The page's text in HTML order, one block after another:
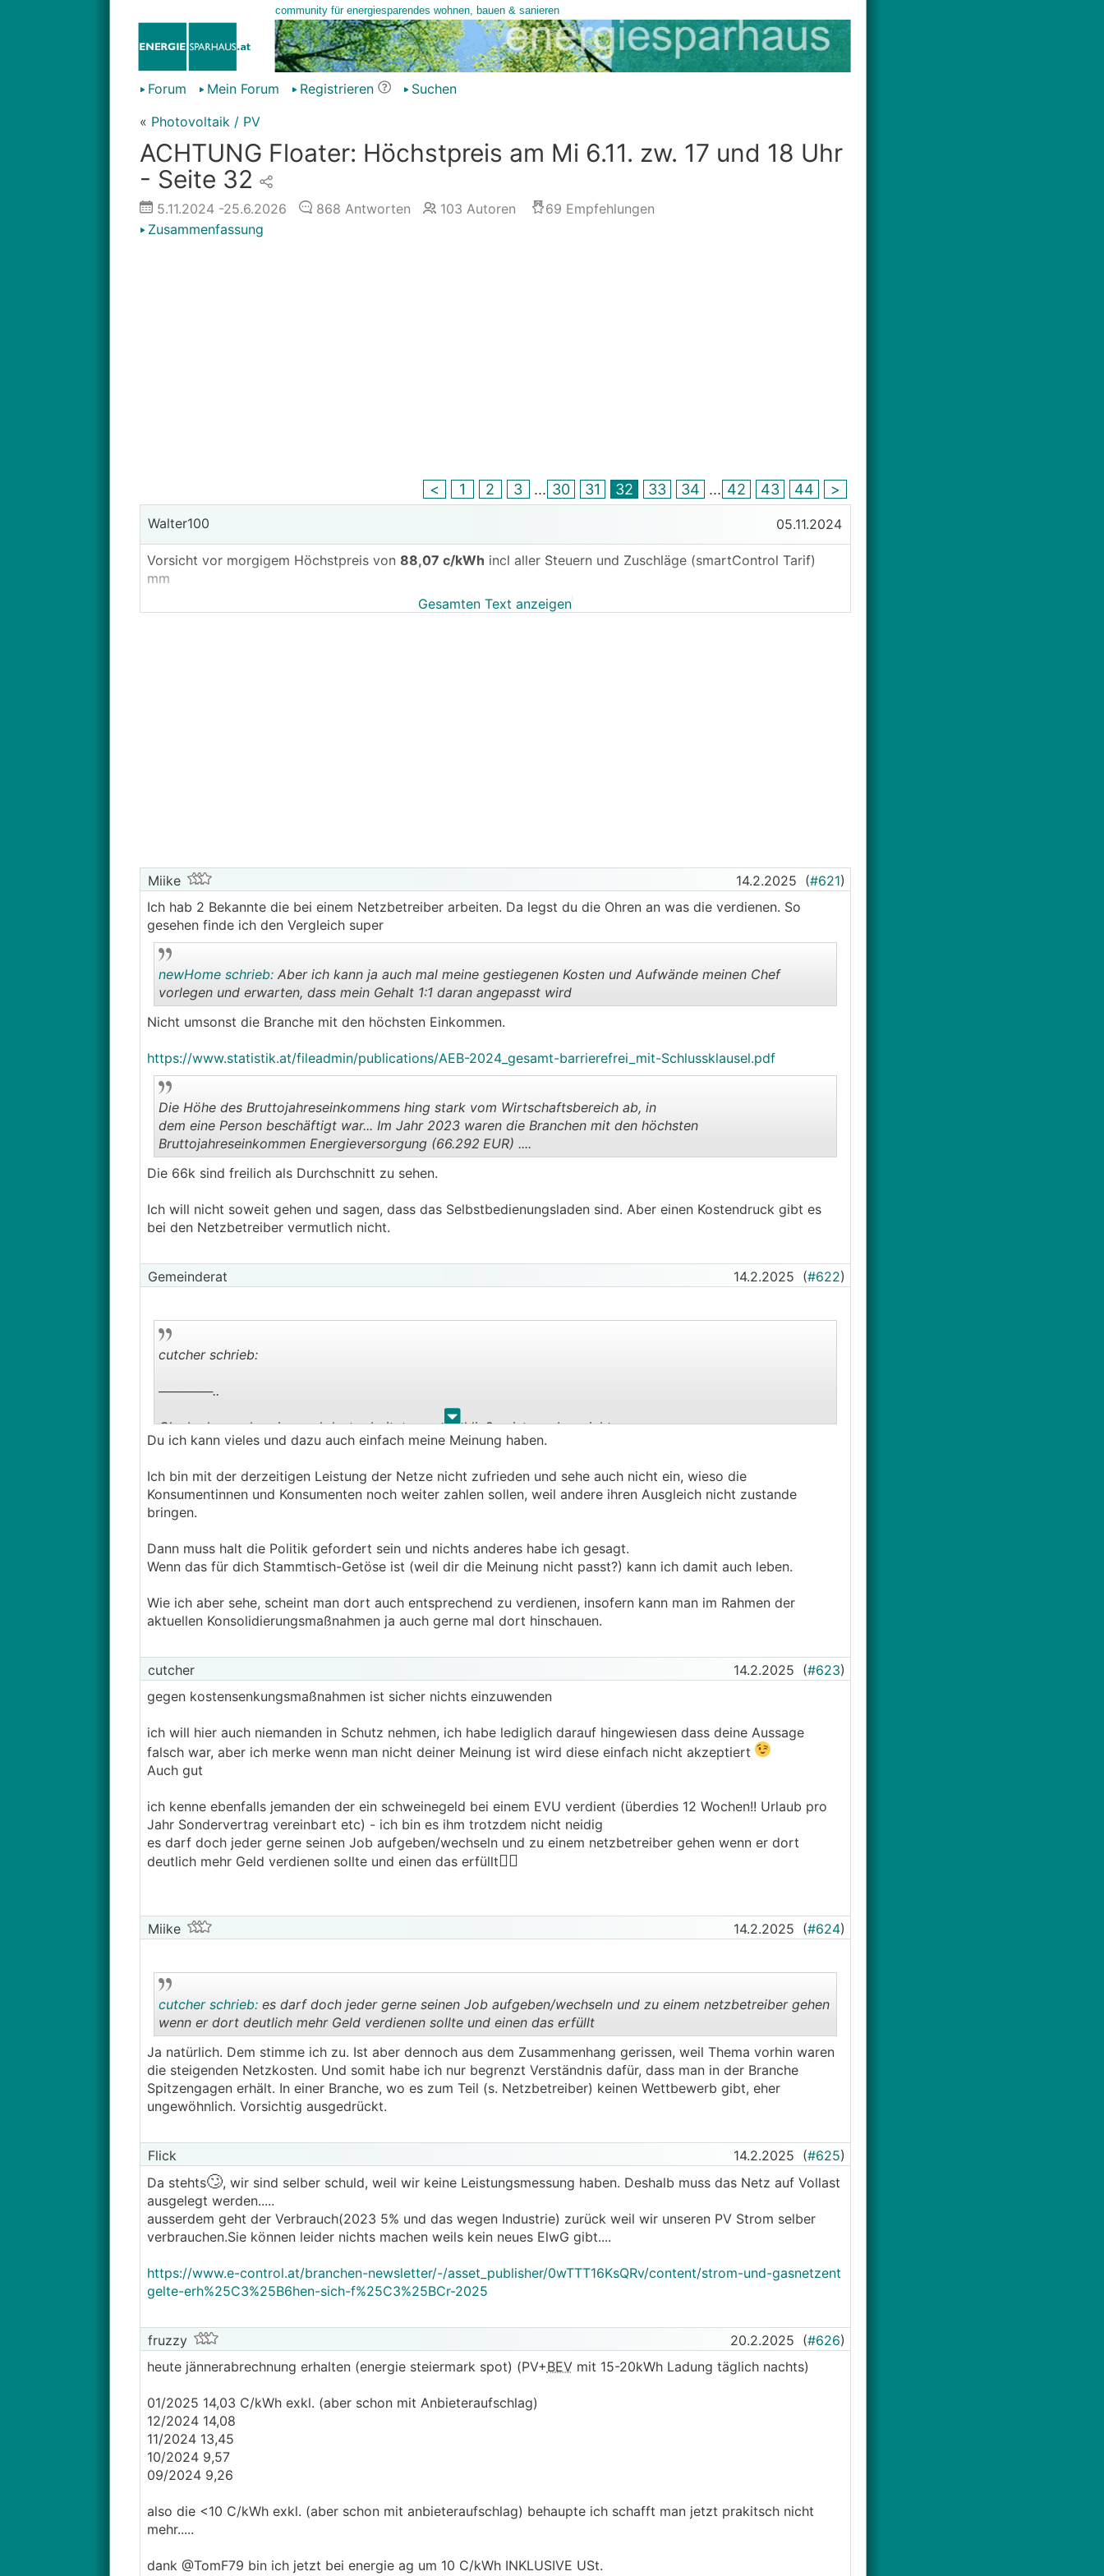
Forum Mein Forum Registrieren
Suchen
« Photovoltaik / PV
ACHTUNG Floater: Höchstpreis am Mi 6.11. zw. 17 und 18 Uhr
- Seite 32
5.11.2024 -25.6.2026 868 Antworten 103 Autoren 69 Empfehlungen
Zusammenfassung
< 1 2 3 ... 30 31 32 33 34 ... 42 43 44 >
Walter100 05.11.2024
Vorsicht vor morgigem Höchstpreis von 88,07 c/kWh incl aller Steuern und Zuschläge (smartControl Tarif)
mm
Gesamten Text anzeigen
Miike 14.2.2025 (#621)
Ich hab 2 Bekannte die bei einem Netzbetreiber arbeiten. Da legst du die Ohren an was die verdienen. So
gesehen finde ich den Vergleich super
newHome schrieb:Aber ich kann ja auch mal meine gestiegenen Kosten und Aufwände meinen Chef
vorlegen und erwarten, dass mein Gehalt 1:1 daran angepasst wird
Nicht umsonst die Branche mit den höchsten Einkommen.
https://www.statistik.at/fileadmin/publications/AEB-2024_gesamt-barrierefrei_mit-Schlussklausel.pdf
Die Höhe des Bruttojahreseinkommens hing stark vom Wirtschaftsbereich ab, in
dem eine Person beschäftigt war... Im Jahr 2023 waren die Branchen mit den höchsten
Bruttojahreseinkommen Energieversorgung (66.292 EUR) ....
Die 66k sind freilich als Durchschnitt zu sehen.
Ich will nicht soweit gehen und sagen, dass das Selbstbedienungsladen sind. Aber einen Kostendruck gibt es
bei den Netzbetreiber vermutlich nicht.
Gemeinderat 14.2.2025 (#622)
. .
cutcher schrieb:
──────..
Glaube kaum dass jemand dort arbeitet, auszuschließen ist es aber nicht
bei uns )
Etwas mehr Sachlichkeit/Obejktivität anstelle von Stammtisch Getöse würde halt nicht schaden
Du ich kann vieles und dazu auch einfach meine Meinung haben.
Ich bin mit der derzeitigen Leistung der Netze nicht zufrieden und sehe auch nicht ein, wieso die
Konsumentinnen und Konsumenten noch weiter zahlen sollen, weil andere ihren Ausgleich nicht zustande
bringen.
Dann muss halt die Politik gefordert sein und nichts anderes habe ich gesagt.
Wenn das für dich Stammtisch-Getöse ist (weil dir die Meinung nicht passt?) kann ich damit auch leben.
Wie ich aber sehe, scheint man dort auch entsprechend zu verdienen, insofern kann man im Rahmen der
aktuellen Konsolidierungsmaßnahmen ja auch gerne mal dort hinschauen.
cutcher 14.2.2025 (#623)
gegen kostensenkungsmaßnahmen ist sicher nichts einzuwenden
ich will hier auch niemanden in Schutz nehmen, ich habe lediglich darauf hingewiesen dass deine Aussage
falsch war, aber ich merke wenn man nicht deiner Meinung ist wird diese einfach nicht akzeptiert
Auch gut
ich kenne ebenfalls jemanden der ein schweinegeld bei einem EVU verdient (überdies 12 Wochen!! Urlaub pro
Jahr Sondervertrag vereinbart etc) - ich bin es ihm trotzdem nicht neidig
es darf doch jeder gerne seinen Job aufgeben/wechseln und zu einem netzbetreiber gehen wenn er dort
deutlich mehr Geld verdienen sollte und einen das erfüllt🤷‍♂️
Miike 14.2.2025 (#624)
. .
cutcher schrieb:es darf doch jeder gerne seinen Job aufgeben/wechseln und zu einem netzbetreiber gehen
wenn er dort deutlich mehr Geld verdienen sollte und einen das erfüllt
Ja natürlich. Dem stimme ich zu. Ist aber dennoch aus dem Zusammenhang gerissen, weil Thema vorhin waren
die steigenden Netzkosten. Und somit habe ich nur begrenzt Verständnis dafür, dass man in der Branche
Spitzengagen erhält. In einer Branche, wo es zum Teil (s. Netzbetreiber) keinen Wettbewerb gibt, eher
ungewöhnlich. Vorsichtig ausgedrückt.
Flick 14.2.2025 (#625)
Da stehts🙄, wir sind selber schuld, weil wir keine Leistungsmessung haben. Deshalb muss das Netz auf Vollast
ausgelegt werden.....
ausserdem geht der Verbrauch(2023 5% und das wegen Industrie) zurück weil wir unseren PV Strom selber
verbrauchen.Sie können leider nichts machen weils kein neues ElwG gibt....
https://www.e-control.at/branchen-newsletter/-/asset_publisher/0wTTT16KsQRv/content/strom-und-gasnetzent
gelte-erh%25C3%25B6hen-sich-f%25C3%25BCr-2025
fruzzy 20.2.2025 (#626)
heute jännerabrechnung erhalten (energie steiermark spot) (PV+BEVmit 15-20kWh Ladung täglich nachts)
01/2025 14,03 C/kWh exkl. (aber schon mit Anbieteraufschlag)
12/2024 14,08
11/2024 13,45
10/2024 9,57
09/2024 9,26
also die <10 C/kWh exkl. (aber schon mit anbieteraufschlag) behaupte ich schafft man jetzt prakitsch nicht
mehr.....
dank @TomF79 bin ich jetzt bei energie ag um 10 C/kWh INKLUSIVE USt.